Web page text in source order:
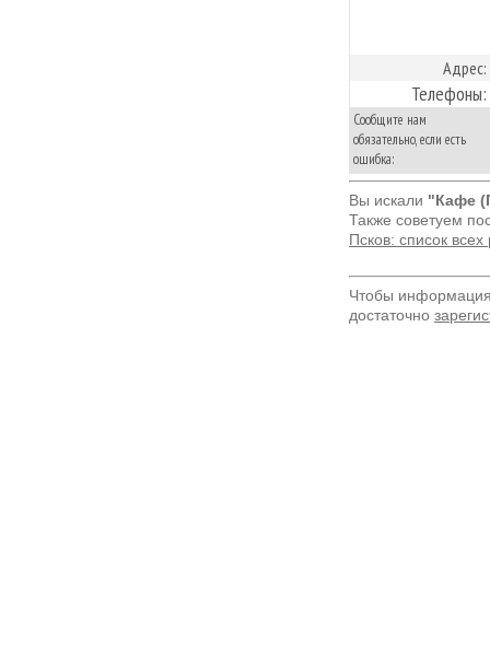
Адрес:
Телефоны:
Сообщите нам
обязательно, если есть
ошибка:
Вы искали "Кафе
Также советуем
Псков: список
Чтобы
достаточно